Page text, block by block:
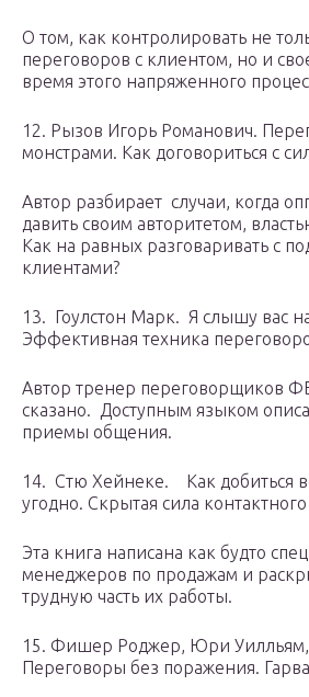
О том, как контролировать не
переговоров с клиентом, но и
время этого напряженного
12. Рызов Игорь Романович.
монстрами. Как договориться с
Автор разбирает случаи, когда
давить своим авторитетом,
Как на равных разговаривать с
клиентами?
13. Гоулстон Марк. Я слышу вас
Эффективная техника
Автор тренер переговорщиков
сказано. Доступным языком
приемы общения.
14. Стю Хейнеке. Как добиться
угодно. Скрытая сила
Эта книга написана как будто
менеджеров по продажам и
трудную часть их работы.
15. Фишер Роджер, Юри Уилльям,
Переговоры без поражения.